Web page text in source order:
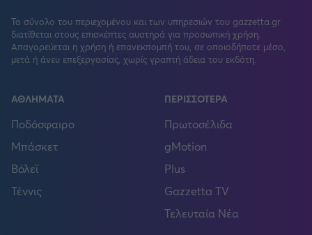
Το σύνολο του περιεχομένου και των υπηρεσιών του gazzetta.gr
διατίθεται στους επισκέπτες αυστηρά για προσωπική χρήση.
Απαγορεύεται η χρήση ή επανεκπομπή του, σε οποιοδήποτε μέσο,
μετά ή άνευ επεξεργασίας, χωρίς γραπτή άδεια του εκδότη.
ΑΘΛΗΜΑΤΑ
Ποδόσφαιρο
Μπάσκετ
Βόλεϊ
Τέννις
ΠΕΡΙΣΣΟΤΕΡΑ
Πρωτοσέλιδα
gMotion
Plus
Gazzetta TV
Τελευταία Νέα